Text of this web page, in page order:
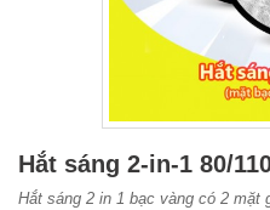
Hắt sáng 2-in-1 80/
Hắt sáng 2 in 1 bạc vàng có 2 mặt